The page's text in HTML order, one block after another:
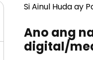
Si Ainul Huda ay
Ano ang
digital/